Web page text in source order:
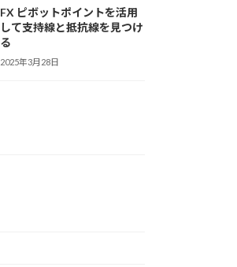
FX ピボットポイントを活用
して支持線と抵抗線を見つけ
る
2025年3月28日